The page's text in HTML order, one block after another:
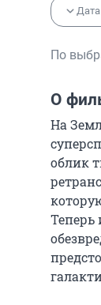
Дата
По
О
На
облик
Теперь